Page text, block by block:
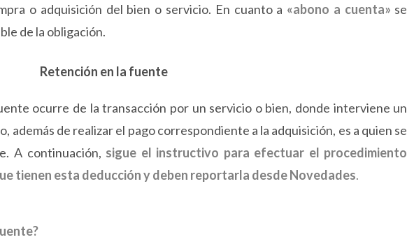
o adquisición del bien o servicio. En cuanto a «abono a cuenta» se
de la obligación.
Retención en la fuente
ocurre de la transacción por un servicio o bien, donde interviene un
además de realizar el pago correspondiente a la adquisición, es a quien se
A continuación, sigue el instructivo para efectuar el procedimiento
tienen esta deducción y deben reportarla desde Novedades.